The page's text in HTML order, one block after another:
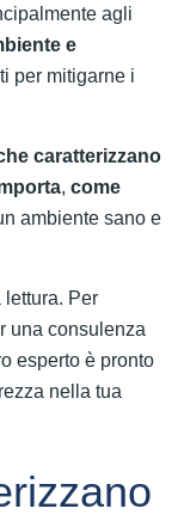
agli
e
per mitigarne i
caratterizzano
, come
ambiente sano e
lettura. Per
una consulenza
esperto è pronto
nella tua